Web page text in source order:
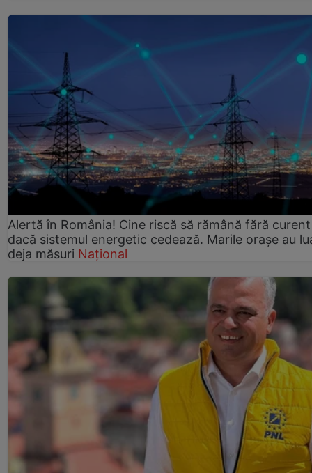
Alertă în România! Cine riscă să rămână fără curent
dacă sistemul energetic cedează. Marile orașe au
deja măsuri Național